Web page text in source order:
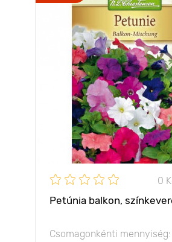
0
Petúnia balkon,
Csomagonkénti mennyiség: